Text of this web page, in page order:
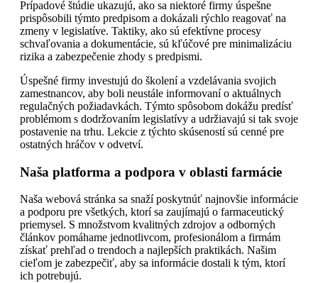
Prípadové štúdie ukazujú, ako sa niektoré firmy úspešne
prispôsobili týmto predpisom a dokázali rýchlo reagovať na
zmeny v legislatíve. Taktiky, ako sú efektívne procesy
schvaľovania a dokumentácie, sú kľúčové pre minimalizáciu
rizika a zabezpečenie zhody s predpismi.
Úspešné firmy investujú do školení a vzdelávania svojich
zamestnancov, aby boli neustále informovaní o aktuálnych
regulačných požiadavkách. Týmto spôsobom dokážu predísť
problémom s dodržovaním legislatívy a udržiavajú si tak svoje
postavenie na trhu. Lekcie z týchto skúseností sú cenné pre
ostatných hráčov v odvetví.
Naša platforma a podpora v oblasti farmácie
Naša webová stránka sa snaží poskytnúť najnovšie informácie
a podporu pre všetkých, ktorí sa zaujímajú o farmaceutický
priemysel. S množstvom kvalitných zdrojov a odborných
článkov pomáhame jednotlivcom, profesionálom a firmám
získať prehľad o trendoch a najlepších praktikách. Našim
cieľom je zabezpečiť, aby sa informácie dostali k tým, ktorí
ich potrebujú.